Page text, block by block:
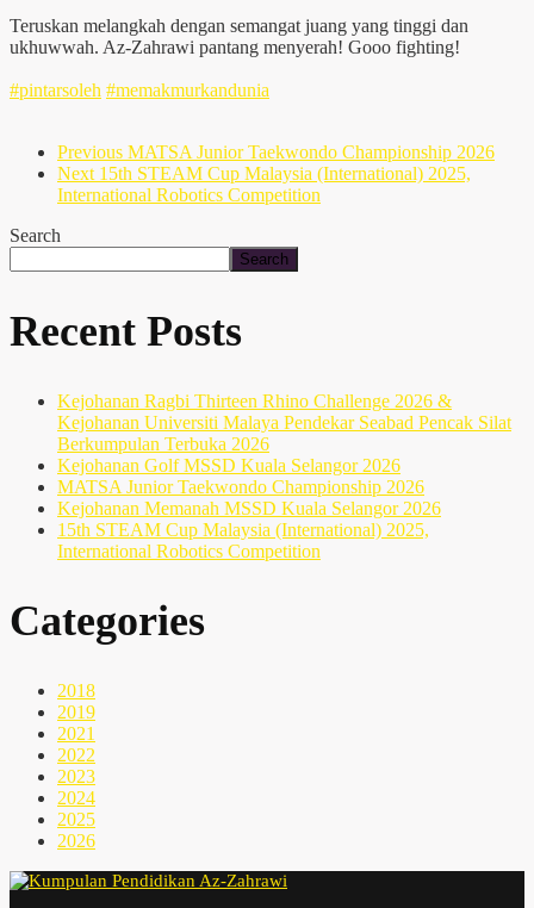
Teruskan melangkah dengan semangat juang yang tinggi dan
ukhuwwah. Az-Zahrawi pantang menyerah! Gooo fighting!
#pintarsoleh #memakmurkandunia
Previous MATSA Junior Taekwondo Championship 2026
Next 15th STEAM Cup Malaysia (International) 2025,
International Robotics Competition
Search
Search
Recent Posts
Kejohanan Ragbi Thirteen Rhino Challenge 2026 &
Kejohanan Universiti Malaya Pendekar Seabad Pencak Silat
Berkumpulan Terbuka 2026
Kejohanan Golf MSSD Kuala Selangor 2026
MATSA Junior Taekwondo Championship 2026
Kejohanan Memanah MSSD Kuala Selangor 2026
15th STEAM Cup Malaysia (International) 2025,
International Robotics Competition
Categories
2018
2019
2021
2022
2023
2024
2025
2026